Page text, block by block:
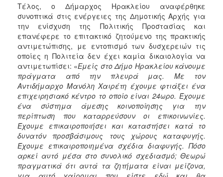
Τέλος, ο Δήμαρχος Ηρακλείου αναφέρθηκε
συνοπτικά στις ενέργειες της Δημοτικής Αρχής για
την ενίσχυση της Πολιτικής Προστασίας και
επανέφερε το επιτακτικό ζητούμενο της πρακτικής
αντιμετώπισης, με εντοπισμό των δυσχερειών τις
οποίες η Πολιτεία δεν έχει καμία δικαιολογία να
αντιμετωπίσει: «Εμείς στο Δήμο Ηρακλείου κάνουμε
πράγματα από την πλευρά μας. Με τον
Αντιδήμαρχο Μανόλη Χαιρέτη έχουμε φτιάξει ένα
επιχειρησιακό κέντρο το οποίο είναι 24ωρο. Έχουμε
ένα σύστημα άμεσης κοινοποίησης για την
περίπτωση που καταρρεύσουν οι επικοινωνίες.
Έχουμε επικαιροποιήσει και καταστήσει κατά το
δυνατόν προσβάσιμους τους χώρους καταφυγής.
Έχουμε επικαιροποιημένα σχέδια διαφυγής. Πόσο
αρκεί αυτό μέσα στο συνολικό σχεδιασμό; Θεωρώ
πραγματικά ότι αυτά τα ζητήματα είναι μείζονα,